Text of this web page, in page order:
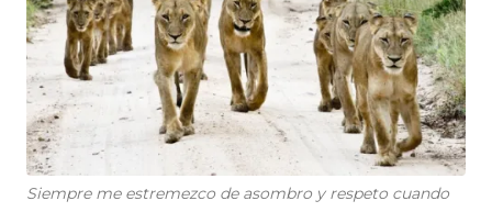
Siempre me estremezco de asombro y respeto cuando